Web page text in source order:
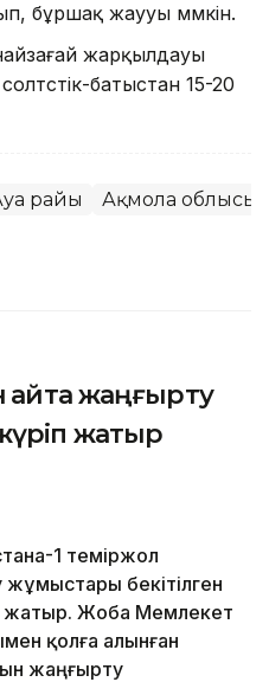
бұршақ жаууы мүмкін.
жарқылдауы
батыстан 15-20
райы Ақмола облысы
жаңғырту
жатыр
1 теміржол
бекітілген
жатыр. Жоба Мемлекет
қолға алынған
жаңғырту